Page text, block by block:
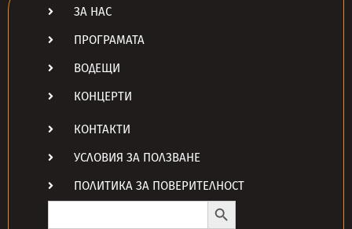
ЗА НАС
ПРОГРАМАТА
ВОДЕЩИ
КОНЦЕРТИ
КОНТАКТИ
УСЛОВИЯ ЗА ПОЛЗВАНЕ
ПОЛИТИКА ЗА ПОВЕРИТЕЛНОСТ
Search
Search Button